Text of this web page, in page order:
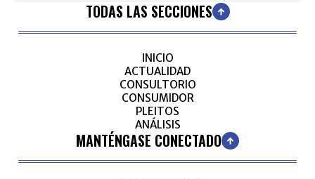
TODAS LAS SECCIONES
INICIO
ACTUALIDAD
CONSULTORIO
CONSUMIDOR
PLEITOS
ANÁLISIS
MANTÉNGASE CONECTADO